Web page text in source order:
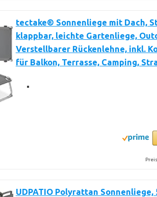
tectake® Sonnenliege mit Dach,
klappbar, leichte Gartenliege,
Verstellbarer Rückenlehne, inkl.
für Balkon, Terrasse, Camping,
UDPATIO Polyrattan Sonnenliege,